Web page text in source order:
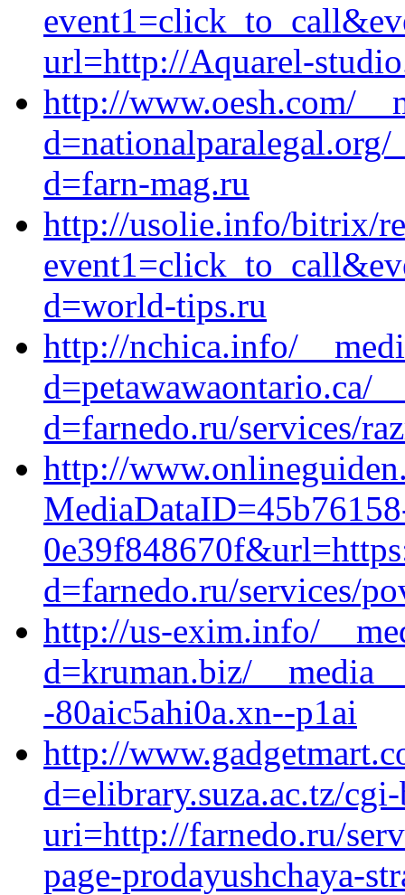
url=http://Aquarel-
http://www.oesh.com/
d=nationalparalegal.org/
d=farn-mag.ru
http://usolie.info/bitrix/
d=world-tips.ru
http://nchica.info/
d=petawawaontario.ca/
d=farnedo.ru/services/
http://
d=farnedo.ru/services/
http://us-exim.info/
d=kruman.biz/
-80aic5ahi0a.xn--p1ai
http://
d=elibrary.suza.ac.tz/
uri=http://farnedo.ru/
page-prodayushchaya-